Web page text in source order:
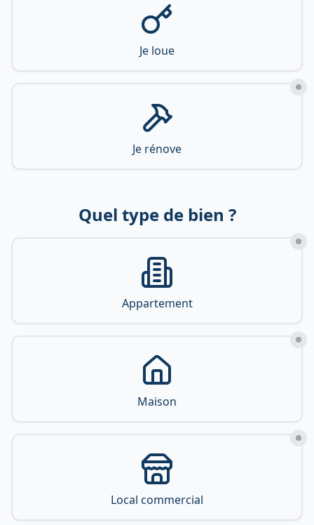
Je loue
Je rénove
Quel type de bien ?
Appartement
Maison
Local commercial